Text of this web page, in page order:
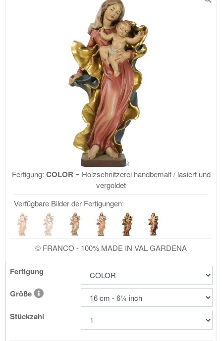
Fertigung: COLOR = Holzschnitzerei handbemalt / lasiert und
vergoldet
Verfügbare Bilder der Fertigungen:
© FRANCO - 100% MADE IN VAL GARDENA
Fertigung
Größe
Stückzahl